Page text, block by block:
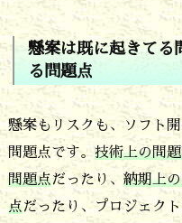
の
管
理
3.
懸
案
は
懸案は既に起きてる
る問題点
懸案もリスクも、ソフト
問題点です。技術上の問
問題点だったり、 納期上
点だったり、プロジェク